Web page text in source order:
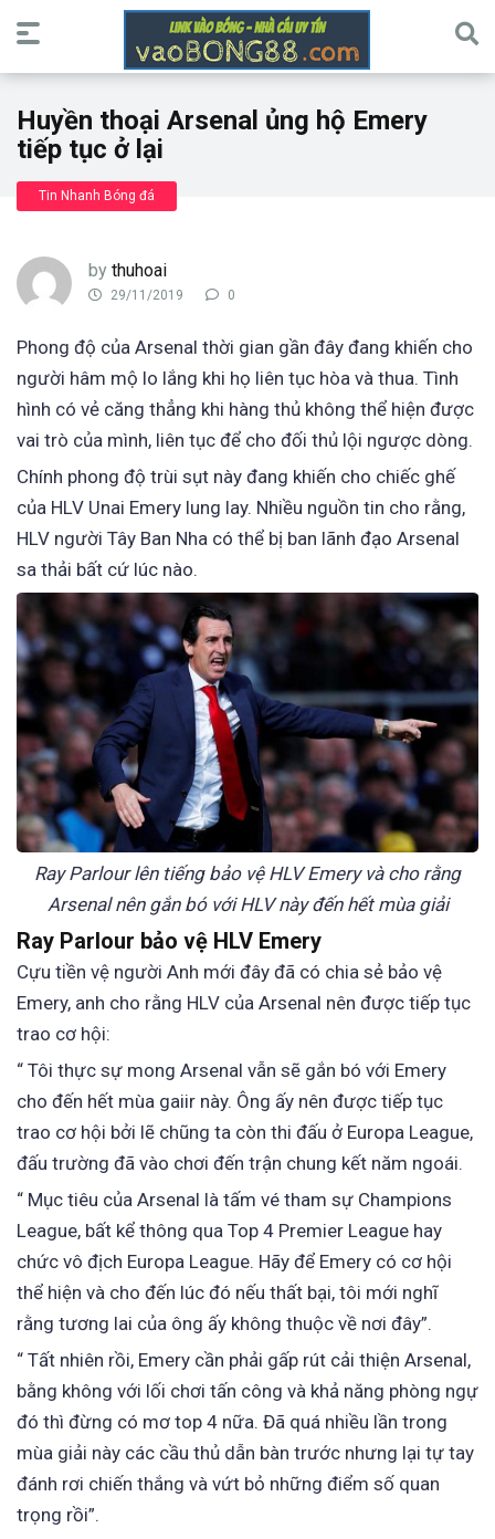
Huyền thoại Arsenal ủng hộ Emery
tiếp tục ở lại
Tin Nhanh Bóng đá
by thuhoai
29/11/2019 0
Phong độ của Arsenal thời gian gần đây đang khiến cho
người hâm mộ lo lắng khi họ liên tục hòa và thua. Tình
hình có vẻ căng thẳng khi hàng thủ không thể hiện được
vai trò của mình, liên tục để cho đối thủ lội ngược dòng.
Chính phong độ trùi sụt này đang khiến cho chiếc ghế
của HLV Unai Emery lung lay. Nhiều nguồn tin cho rằng,
HLV người Tây Ban Nha có thể bị ban lãnh đạo Arsenal
sa thải bất cứ lúc nào.
Ray Parlour lên tiếng bảo vệ HLV Emery và cho rằng
Arsenal nên gắn bó với HLV này đến hết mùa giải
Ray Parlour bảo vệ HLV Emery
Cựu tiền vệ người Anh mới đây đã có chia sẻ bảo vệ
Emery, anh cho rằng HLV của Arsenal nên được tiếp tục
trao cơ hội:
“ Tôi thực sự mong Arsenal vẫn sẽ gắn bó với Emery
cho đến hết mùa gaiir này. Ông ấy nên được tiếp tục
trao cơ hội bởi lẽ chũng ta còn thi đấu ở Europa League,
đấu trường đã vào chơi đến trận chung kết năm ngoái.
“ Mục tiêu của Arsenal là tấm vé tham sự Champions
League, bất kể thông qua Top 4 Premier League hay
chức vô địch Europa League. Hãy để Emery có cơ hội
thể hiện và cho đến lúc đó nếu thất bại, tôi mới nghĩ
rằng tương lai của ông ấy không thuộc về nơi đây”.
“ Tất nhiên rồi, Emery cần phải gấp rút cải thiện Arsenal,
bằng không với lối chơi tấn công và khả năng phòng ngự
đó thì đừng có mơ top 4 nữa. Đã quá nhiều lần trong
mùa giải này các cầu thủ dẫn bàn trước nhưng lại tự tay
đánh rơi chiến thắng và vứt bỏ những điểm số quan
trọng rồi”.